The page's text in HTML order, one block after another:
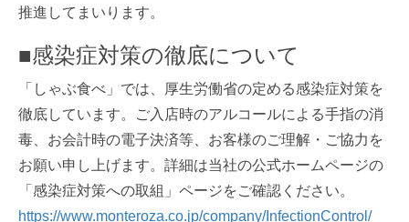
推進してまいります。
■感染症対策の徹底について
「しゃぶ食べ」では、厚生労働省の定める感染症対策を
徹底しています。ご入店時のアルコールによる手指の消
毒、お会計時の電子決済等、お客様のご理解・ご協力を
お願い申し上げます。詳細は当社の公式ホームページの
「感染症対策への取組」ページをご確認ください。
https://www.monteroza.co.jp/company/InfectionControl/